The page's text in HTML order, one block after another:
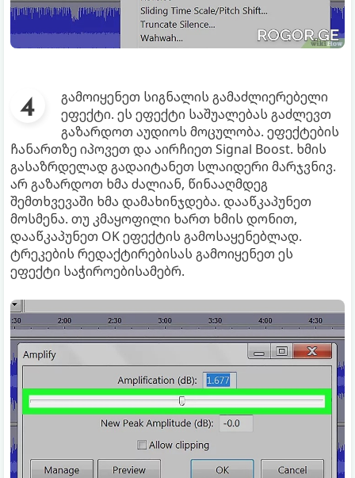
გამოიყენეთ სიგნალის გამაძლიერებელი
ეფექტი. ეს ეფექტი საშუალებას გაძლევთ
გაზარდოთ აუდიოს მოცულობა. ეფექტების
ჩანართზე იპოვეთ და აირჩიეთ Signal Boost. ხმის
გასაზრდელად გადაიტანეთ სლაიდერი მარჯვნივ.
არ გაზარდოთ ხმა ძალიან, წინააღმდეგ
შემთხვევაში ხმა დამახინჯდება. დააწკაპუნეთ
მოსმენა. თუ კმაყოფილი ხართ ხმის დონით,
დააწკაპუნეთ OK ეფექტის გამოსაყენებლად.
ტრეკების რედაქტირებისას გამოიყენეთ ეს
ეფექტი საჭიროებისამებრ.